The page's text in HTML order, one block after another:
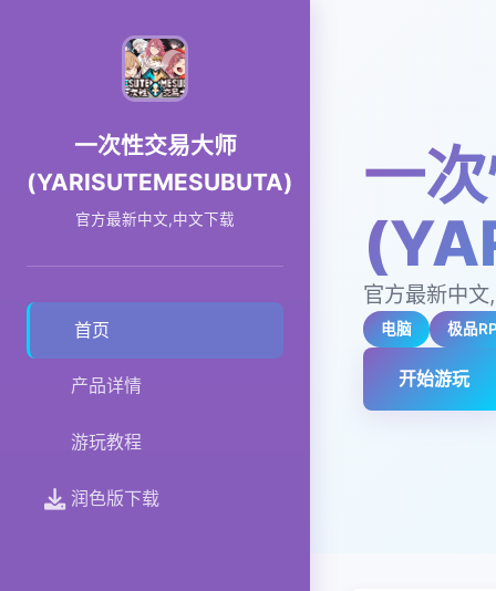
一次性交易大师
(YARISUTEMESUBUTA)
官方最新中文,中文下载
首页
产品详情
游玩教程
润色版下载
一
官方最新中
电脑 极品
开始游玩